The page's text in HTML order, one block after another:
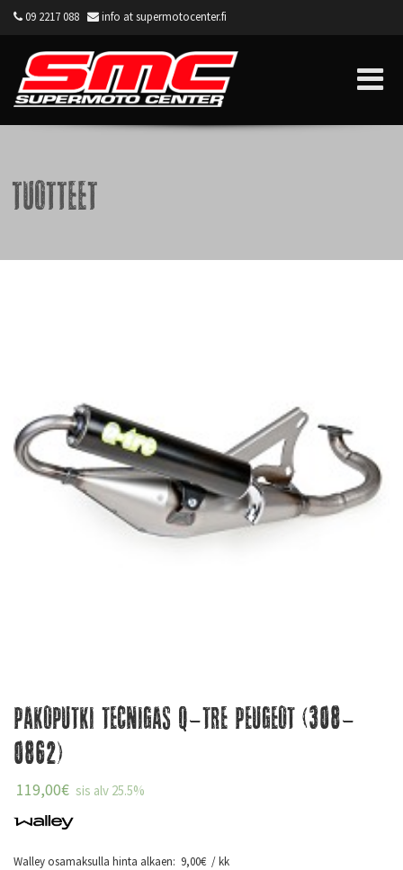
09 2217 088 info at supermotocenter.fi
Tuotteet
Pakoputki Tecnigas Q-Tre Peugeot (308-
0862)
119,00€ sis alv 25.5%
Walley osamaksulla hinta alkaen: 9,00€ / kk